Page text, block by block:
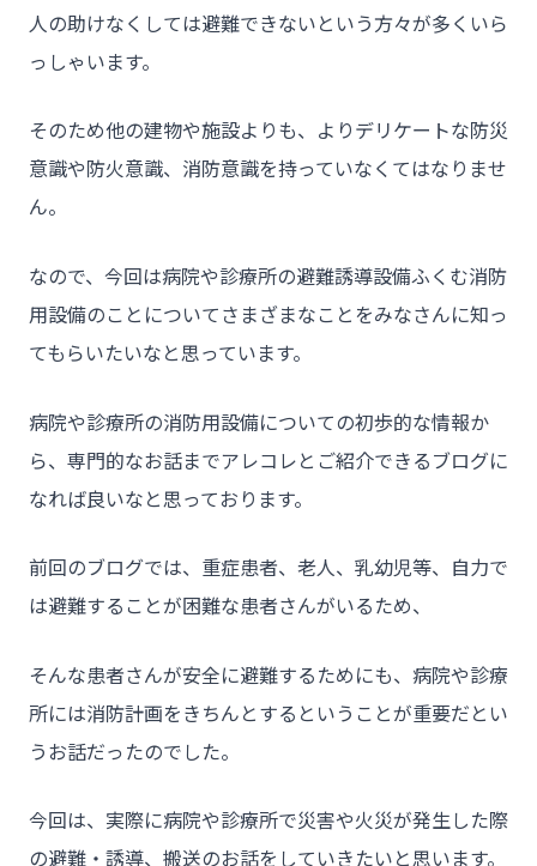
人の助けなくしては避難できないという方々が多くいら
っしゃいます。
そのため他の建物や施設よりも、よりデリケートな防災
意識や防火意識、消防意識を持っていなくてはなりませ
ん。
なので、今回は病院や診療所の避難誘導設備ふくむ消防
用設備のことについてさまざまなことをみなさんに知っ
てもらいたいなと思っています。
病院や診療所の消防用設備についての初歩的な情報か
ら、専門的なお話までアレコレとご紹介できるブログに
なれば良いなと思っております。
前回のブログでは、重症患者、老人、乳幼児等、自力で
は避難することが困難な患者さんがいるため、
そんな患者さんが安全に避難するためにも、病院や診療
所には消防計画をきちんとするということが重要だとい
うお話だったのでした。
今回は、実際に病院や診療所で災害や火災が発生した際
の避難・誘導、搬送のお話をしていきたいと思います。